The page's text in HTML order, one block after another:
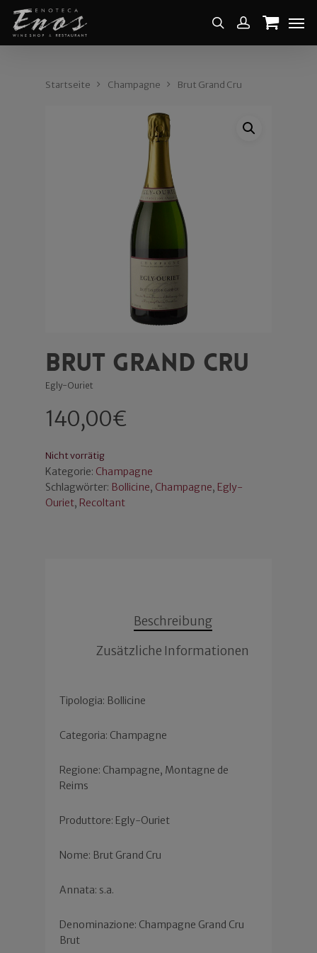
Startseite Champagne Brut Grand Cru
Brut Grand Cru
Egly-Ouriet
140,00€
Nicht vorrätig
Kategorie: Champagne
Schlagwörter: Bollicine, Champagne, Egly-
Ouriet, Recoltant
Beschreibung
Zusätzliche Informationen
Tipologia: Bollicine
Categoria: Champagne
Regione: Champagne, Montagne de
Reims
Produttore: Egly-Ouriet
Nome: Brut Grand Cru
Annata: s.a.
Denominazione: Champagne Grand Cru
Brut